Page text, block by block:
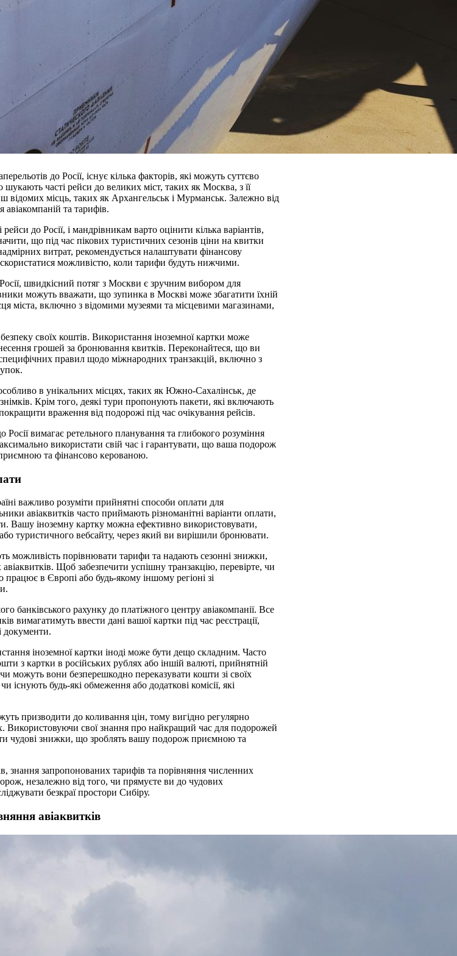
до Росії, існує кілька факторів, які можуть суттєво
часті рейси до великих міст, таких як Москва, з її
місць, таких як Архангельськ і Мурманськ. Залежно від
та тарифів.
до Росії, і мандрівникам варто оцінити кілька варіантів,
що під час пікових туристичних сезонів ціни на квитки
витрат, рекомендується налаштувати фінансову
можливістю, коли тарифи будуть нижчими.
швидкісний потяг з Москви є зручним вибором для
можуть вважати, що зупинка в Москві може збагатити їхній
міста, включно з відомими музеями та місцевими магазинами,
своїх коштів. Використання іноземної картки може
грошей за бронювання квитків. Переконайтеся, що ви
правил щодо міжнародних транзакцій, включно з
в унікальних місцях, таких як Южно-Сахалінськ, де
Крім того, деякі тури пропонують пакети, які включають
враження від подорожі під час очікування рейсів.
Росії вимагає ретельного планування та глибокого розуміння
використати свій час і гарантувати, що ваша подорож
та фінансово керованою.
важливо розуміти прийнятні способи оплати для
авіаквитків часто приймають різноманітні варіанти оплати,
Вашу іноземну картку можна ефективно використовувати,
туристичного вебсайту, через який ви вирішили бронювати.
можливість порівнювати тарифи та надають сезонні знижки,
Щоб забезпечити успішну транзакцію, перевірте, чи
в Європі або будь-якому іншому регіоні зі
банківського рахунку до платіжного центру авіакомпанії. Все
вимагатимуть ввести дані вашої картки під час реєстрації,
документи.
іноземної картки іноді може бути дещо складним. Часто
з картки в російських рублях або іншій валюті, прийнятній
можуть вони безперешкодно переказувати кошти зі своїх
існують будь-які обмеження або додаткові комісії, які
призводити до коливання цін, тому вигідно регулярно
Використовуючи свої знання про найкращий час для подорожей
чудові знижки, що зроблять вашу подорож приємною та
знання запропонованих тарифів та порівняння численних
незалежно від того, чи прямуєте ви до чудових
безкраї простори Сибіру.
авіаквитків